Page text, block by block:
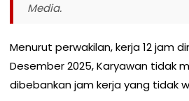
Media.
Menurut perwakilan, kerja 12 jam
Desember 2025, Karyawan tidak
dibebankan jam kerja yang tidak